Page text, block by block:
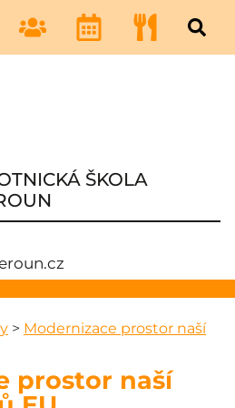
ŠKOLA
> Modernizace prostor naší
prostor naší